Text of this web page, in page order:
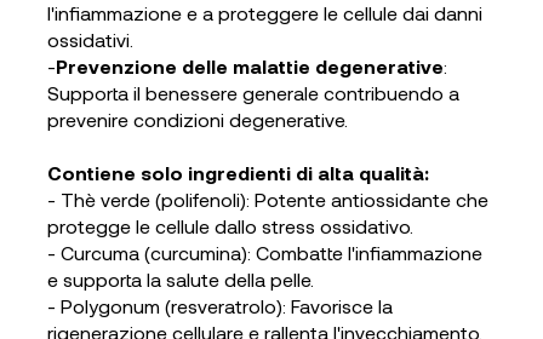
l'infiammazione e a proteggere le cellule dai danni
ossidativi.
-Prevenzione delle malattie degenerative:
Supporta il benessere generale contribuendo a
prevenire condizioni degenerative.
Contiene solo ingredienti di alta qualità:
- Thè verde (polifenoli): Potente antiossidante che
protegge le cellule dallo stress ossidativo.
- Curcuma (curcumina): Combatte l'infiammazione
e supporta la salute della pelle.
- Polygonum (resveratrolo): Favorisce la
rigenerazione cellulare e rallenta l'invecchiamento.